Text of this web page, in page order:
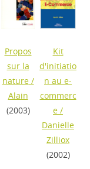
Propos
sur la
nature/
Alain
(2003)
Kit
d'initiatio
n au e-
commerc
e /
Danielle
Zilliox
(2002)